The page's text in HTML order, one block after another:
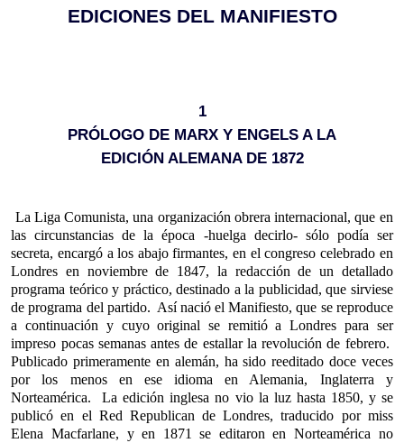
EDICIONES DEL MANIFIESTO
1
PRÓLOGO DE MARX Y ENGELS A LA
EDICIÓN ALEMANA DE 1872
La Liga Comunista, una organización obrera internacional, que en
las circunstancias de la época -huelga decirlo- sólo podía ser
secreta, encargó a los abajo firmantes, en el congreso celebrado en
Londres en noviembre de 1847, la redacción de un detallado
programa teórico y práctico, destinado a la publicidad, que sirviese
de programa del partido. Así nació el Manifiesto, que se reproduce
a continuación y cuyo original se remitió a Londres para ser
impreso pocas semanas antes de estallar la revolución de febrero.
Publicado primeramente en alemán, ha sido reeditado doce veces
por los menos en ese idioma en Alemania, Inglaterra y
Norteamérica. La edición inglesa no vio la luz hasta 1850, y se
publicó en el Red Republican de Londres, traducido por miss
Elena Macfarlane, y en 1871 se editaron en Norteamérica no